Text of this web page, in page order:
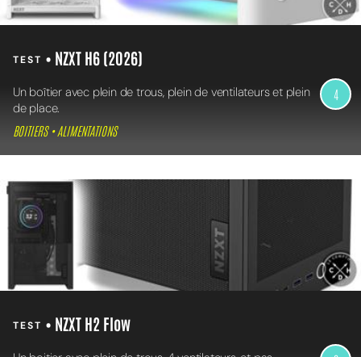
TEST • NZXT H6 (2026)
4
Un boîtier avec plein de trous, plein de ventilateurs et plein
de place.
BOITIERS • ALIMENTATIONS
TEST • NZXT H2 Flow